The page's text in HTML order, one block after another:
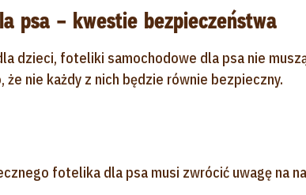
psa – kwestie bezpieczeństwa
dzieci, foteliki samochodowe dla psa nie muszą
nie każdy z nich będzie równie bezpieczny.
fotelika dla psa musi zwrócić uwagę na